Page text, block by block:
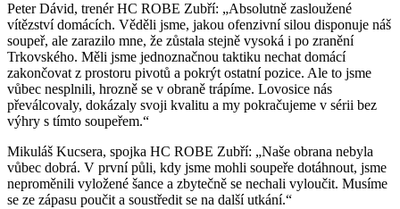
Peter Dávid, trenér HC ROBE Zubří: „Absolutně zasloužené
vítězství domácích. Věděli jsme, jakou ofenzivní silou disponuje náš
soupeř, ale zarazilo mne, že zůstala stejně vysoká i po zranění
Trkovského. Měli jsme jednoznačnou taktiku nechat domácí
zakončovat z prostoru pivotů a pokrýt ostatní pozice. Ale to jsme
vůbec nesplnili, hrozně se v obraně trápíme. Lovosice nás
převálcovaly, dokázaly svoji kvalitu a my pokračujeme v sérii bez
výhry s tímto soupeřem.“
Mikuláš Kucsera, spojka HC ROBE Zubří: „Naše obrana nebyla
vůbec dobrá. V první půli, kdy jsme mohli soupeře dotáhnout, jsme
neproměnili vyložené šance a zbytečně se nechali vyloučit. Musíme
se ze zápasu poučit a soustředit se na další utkání.“